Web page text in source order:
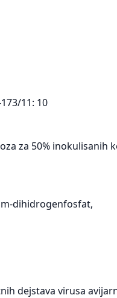
11: 10
za 50% inokulisanih
dihidrogenfosfat,
dejstava virusa